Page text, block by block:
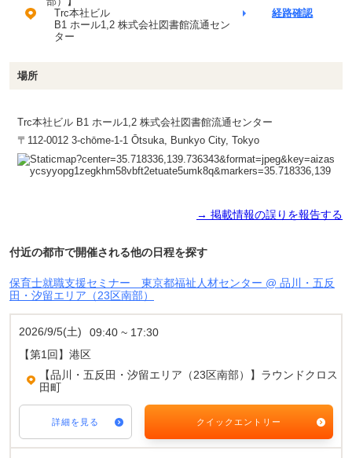
Trc本社ビル
B1 ホール1,2 株式会社図書館流通セン
ター
経路確認
場所
Trc本社ビル B1 ホール1,2 株式会社図書館流通センター
〒112-0012 3-chōme-1-1 Ōtsuka, Bunkyo City, Tokyo
→ 掲載情報の誤りを報告する
付近の都市で開催される他の日程を探す
保育士就職支援セミナー 東京都福祉人材センター @ 品川・五反
田・汐留エリア（23区南部）
2026/9/5(土)
09:40 ~ 17:30
【第1回】港区
【品川・五反田・汐留エリア（23区南部）】ラウンドクロス
田町
詳細を見る クイックエントリー